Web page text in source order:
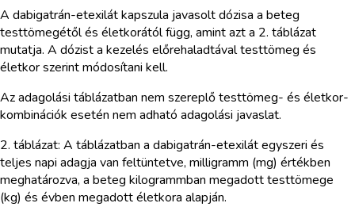
A dabigatrán-etexilát kapszula javasolt dózisa a beteg
testtömegétől és életkorától függ, amint azt a 2. táblázat
mutatja. A dózist a kezelés előrehaladtával testtömeg és
életkor szerint módosítani kell.
Az adagolási táblázatban nem szereplő testtömeg- és életkor-
kombinációk esetén nem adható adagolási javaslat.
2. táblázat: A táblázatban a dabigatrán-etexilát egyszeri és
teljes napi adagja van feltüntetve, milligramm (mg) értékben
meghatározva, a beteg kilogrammban megadott testtömege
(kg) és évben megadott életkora alapján.